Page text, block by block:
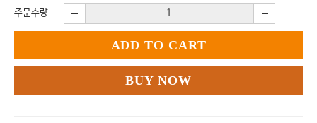
주문수량
ADD TO CART
BUY NOW